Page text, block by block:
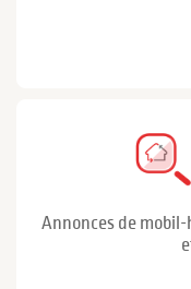
Annonces de